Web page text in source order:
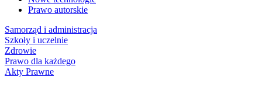
Prawo autorskie
Samorząd i administracja
Szkoły i uczelnie
Zdrowie
Prawo dla każdego
Akty Prawne